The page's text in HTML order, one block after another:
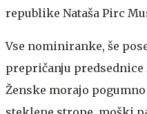
republike Nataša Pirc
Vse nominiranke, še
prepričanju
Ženske morajo